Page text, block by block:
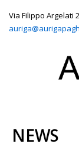
Via Filippo Argelati
NEWS